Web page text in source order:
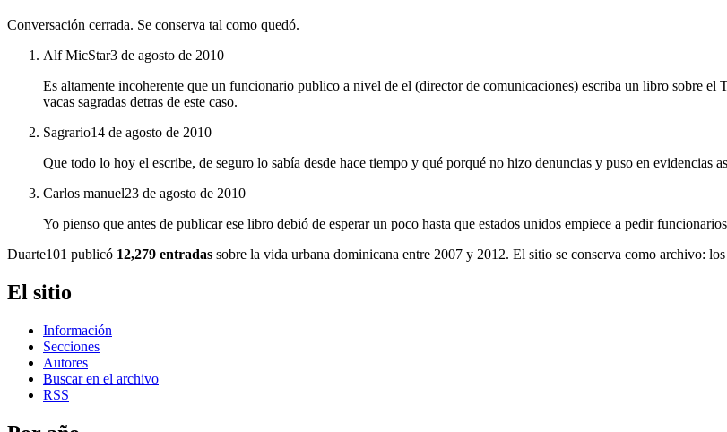
Conversación cerrada. Se conserva tal como quedó.
Alf MicStar3 de agosto de 2010
Es altamente incoherente que un funcionario publico a nivel de el (director de comunicaciones) escriba un libro sobre el
vacas sagradas detras de este caso.
Sagrario14 de agosto de 2010
Que todo lo hoy el escribe, de seguro lo sabía desde hace tiempo y qué porqué no hizo denuncias y puso en evidencias
Carlos manuel23 de agosto de 2010
Yo pienso que antes de publicar ese libro debió de esperar un poco hasta que estados unidos empiece a pedir
Duarte101 publicó 12,279 entradas sobre la vida urbana dominicana entre 2007 y 2012. El sitio se conserva como archivo:
El sitio
Información
Secciones
Autores
Buscar en el archivo
RSS